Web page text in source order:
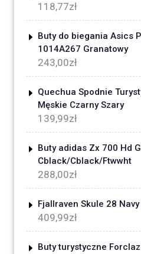
118,77zł
Buty do biegania Asics
1014A267 Granatowy
243,00zł
Quechua Spodnie
Męskie Czarny Szary
139,99zł
Buty adidas Zx 700 Hd
Cblack/Cblack/Ftwwht
288,00zł
Fjallraven Skule 28 Navy
409,99zł
Buty turystyczne